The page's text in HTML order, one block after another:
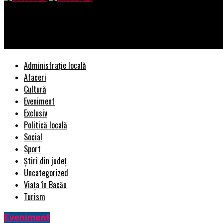
Administrație locală
Afaceri
Cultură
Eveniment
Exclusiv
Politică locală
Social
Sport
Știri din județ
Uncategorized
Viața în Bacău
Turism
Eveniment